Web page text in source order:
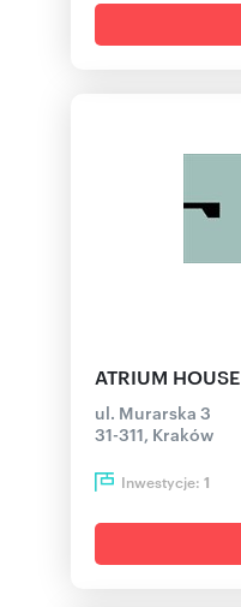
ATRIUM HOUSE
ul. Murarska 3
31-311, Kraków
Inwestycje: 1